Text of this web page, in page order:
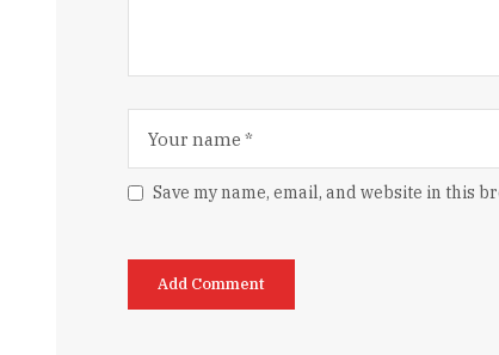
Save my name, email, and website in this